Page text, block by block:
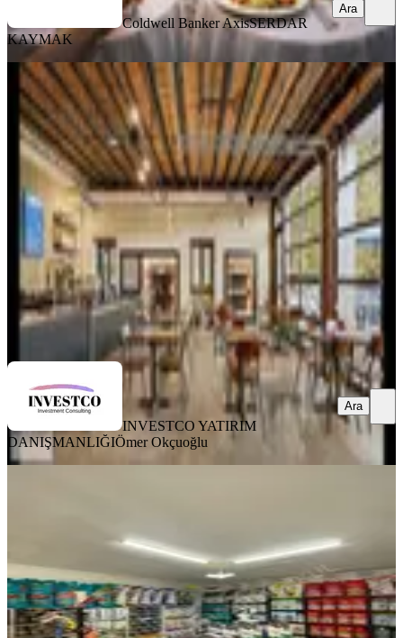
Coldwell Banker AxisSERDAR
KAYMAK
Ara
Özdilek Avm Bölgesinde Yüksek
Cirolu Franchise Coffeeshop Fırsat
Muratpaşa, Güvenlik Mahallesi
1 Oda· 1000 m²· Düz Giriş (Zemin)
28.03.2026
25.000.000 ₺
INVESTCO YATIRIM DANIŞMANLIĞI Ömer Okçuoğlu
INVESTCO YATIRIM
DANIŞMANLIĞIÖmer Okçuoğlu
Ara
Muratpaşa, Güzeloba Mahallesi
1 Oda· 130 m²·Düz Giriş (Zemin)·29.03.2026
750.000 ₺